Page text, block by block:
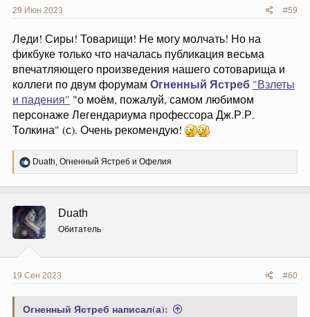
29 Июн 2023 #59
Леди! Сиры! Товарищи! Не могу молчать! Но на
фикбуке только что началась публикация весьма
впечатляющего произведения нашего сотоварища и
коллеги по двум форумам Огненный Ястреб "Взлеты
и падения" "о моём, пожалуй, самом любимом
персонаже Легендариума профессора Дж.Р.Р.
Толкина" (с). Очень рекомендую!
Р
е
ц
и
и
:
Duath, Огненный Ястреб и Офелия
Duath
Обитатель
19 Сен 2023 #60
Огненный Ястреб написал(а):